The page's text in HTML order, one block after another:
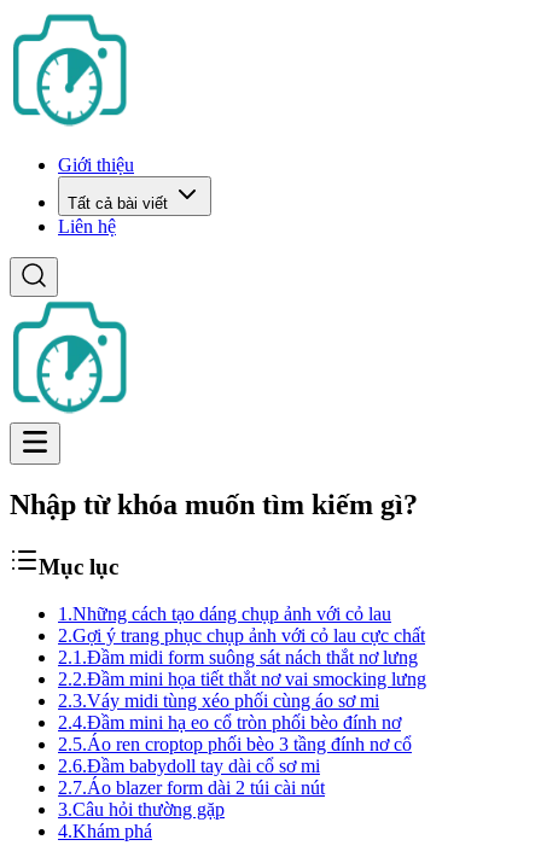
Giới thiệu
Tất cả bài viết
Liên hệ
Nhập từ khóa muốn tìm kiếm gì?
Mục lục
1.Những cách tạo dáng chụp ảnh với cỏ lau
2.Gợi ý trang phục chụp ảnh với cỏ lau cực chất
2.1.Đầm midi form suông sát nách thắt nơ lưng
2.2.Đầm mini họa tiết thắt nơ vai smocking lưng
2.3.Váy midi tùng xéo phối cùng áo sơ mi
2.4.Đầm mini hạ eo cổ tròn phối bèo đính nơ
2.5.Áo ren croptop phối bèo 3 tầng đính nơ cổ
2.6.Đầm babydoll tay dài cổ sơ mi
2.7.Áo blazer form dài 2 túi cài nút
3.Câu hỏi thường gặp
4.Khám phá